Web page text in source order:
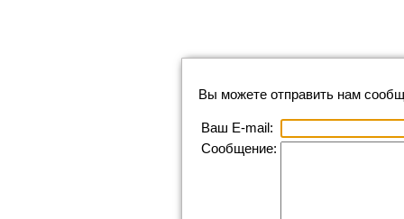
Вы можете отправить нам
Ваш E-mail:
Сообщение: